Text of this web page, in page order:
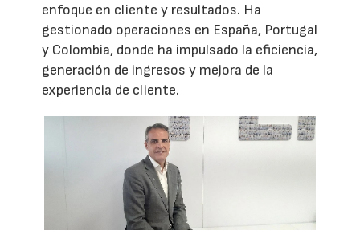
enfoque en cliente y resultados. Ha
gestionado operaciones en España, Portugal
y Colombia, donde ha impulsado la eficiencia,
generación de ingresos y mejora de la
experiencia de cliente.